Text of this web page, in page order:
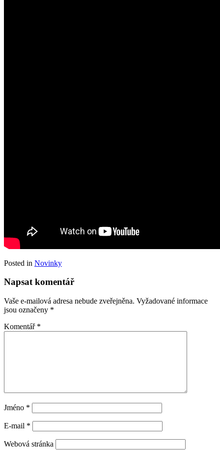
Posted in Novinky
Napsat komentář
Vaše e-mailová adresa nebude zveřejněna. Vyžadované informace
jsou označeny *
Komentář *
Jméno *
E-mail *
Webová stránka